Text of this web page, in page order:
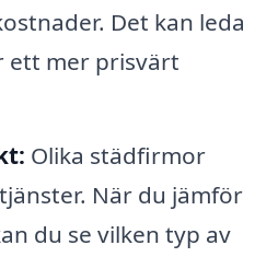
Det kan leda
mer prisvärt
Olika städfirmor
När du jämför
du se vilken typ av